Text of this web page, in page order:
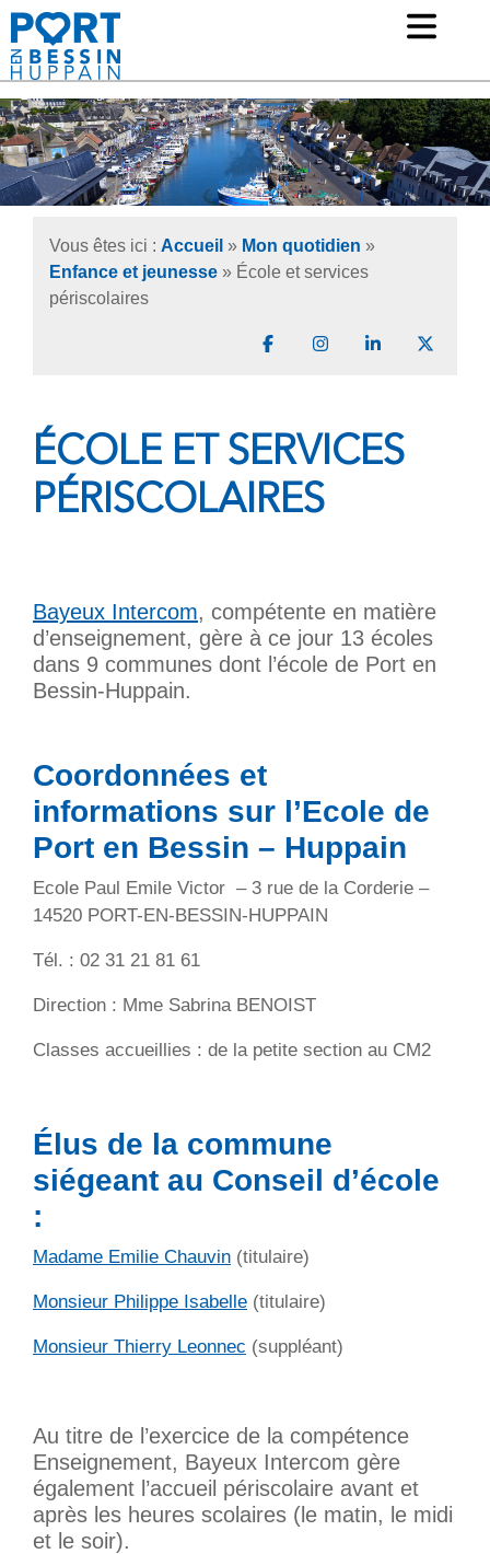
Mairie de Port-en-Bessin Huppain
Vous êtes ici : Accueil » Mon quotidien »
Enfance et jeunesse » École et services
périscolaires
Partager sur Facebook
Partager surPartager sur
ÉCOLE ET SERVICES
PÉRISCOLAIRES
Bayeux Intercom, compétente en matière
d’enseignement, gère à ce jour 13 écoles
dans 9 communes dont l’école de Port en
Bessin-Huppain.
Coordonnées et
informations sur l’Ecole de
Port en Bessin – Huppain
Ecole Paul Emile Victor – 3 rue de la Corderie –
14520 PORT-EN-BESSIN-HUPPAIN
Tél. : 02 31 21 81 61
Direction : Mme Sabrina BENOIST
Classes accueillies : de la petite section au CM2
Élus de la commune
siégeant au Conseil d’école
:
Madame Emilie Chauvin (titulaire)
Monsieur Philippe Isabelle (titulaire)
Monsieur Thierry Leonnec (suppléant)
Au titre de l’exercice de la compétence
Enseignement, Bayeux Intercom gère
également l’accueil périscolaire avant et
après les heures scolaires (le matin, le midi
et le soir).